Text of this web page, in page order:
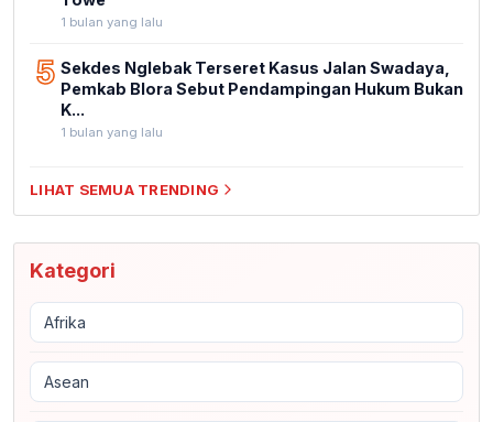
1 bulan yang lalu
5 Sekdes Nglebak Terseret Kasus Jalan Swadaya,
Pemkab Blora Sebut Pendampingan Hukum Bukan
K...
1 bulan yang lalu
LIHAT SEMUA TRENDING
Kategori
Afrika
Asean